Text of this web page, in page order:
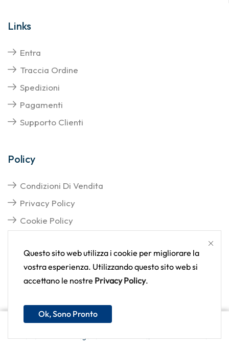
€84,50
Questo sito web utilizza i cookie per migliorare la
vostra esperienza. Utilizzando questo sito web si
accettano le nostre Privacy Policy.
Ok, Sono Pronto
Links
Entra
Traccia Ordine
Spedizioni
Pagamenti
Supporto Clienti
Policy
Condizioni Di Vendita
Privacy Policy
Cookie Policy
Copyright © 2025Tutti i diritti sono riservati | Delva